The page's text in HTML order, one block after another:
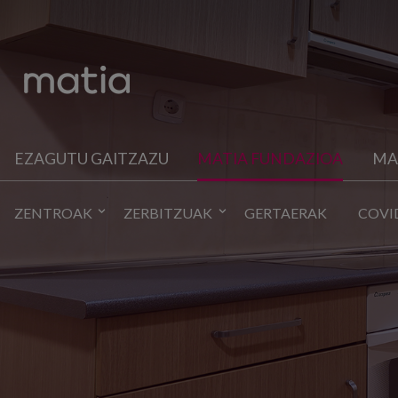
EZAGUTU GAITZAZU MATIA FUNDAZIOA
ZENTROAK ZERBITZUAK GERTAERAK